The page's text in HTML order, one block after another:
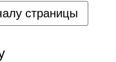
страницы